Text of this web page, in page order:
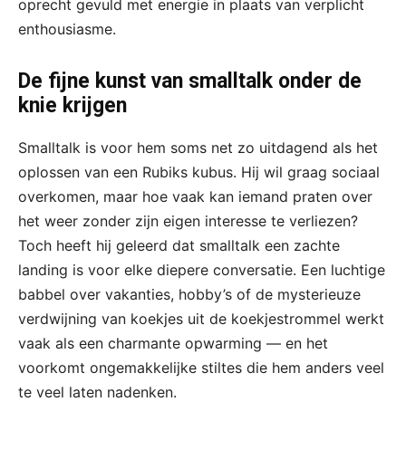
oprecht gevuld met energie in plaats van verplicht
enthousiasme.
De fijne kunst van smalltalk onder de
knie krijgen
Smalltalk is voor hem soms net zo uitdagend als het
oplossen van een Rubiks kubus. Hij wil graag sociaal
overkomen, maar hoe vaak kan iemand praten over
het weer zonder zijn eigen interesse te verliezen?
Toch heeft hij geleerd dat smalltalk een zachte
landing is voor elke diepere conversatie. Een luchtige
babbel over vakanties, hobby’s of de mysterieuze
verdwijning van koekjes uit de koekjestrommel werkt
vaak als een charmante opwarming — en het
voorkomt ongemakkelijke stiltes die hem anders veel
te veel laten nadenken.